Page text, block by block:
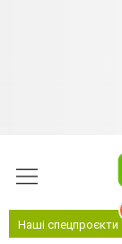
Наші спецпроєкти